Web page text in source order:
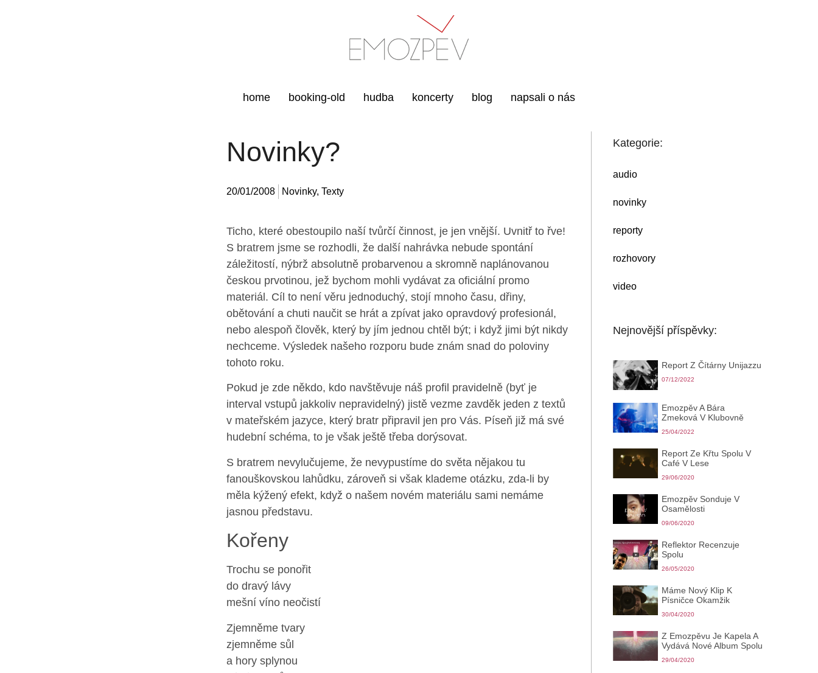
home booking-old hudba koncerty blog napsali o nás
Novinky?
20/01/2008 Novinky, Texty
Ticho, které obestoupilo naší tvůrčí činnost, je jen vnější. Uvnitř to řve!
S bratrem jsme se rozhodli, že další nahrávka nebude spontání
záležitostí, nýbrž absolutně probarvenou a skromně naplánovanou
českou prvotinou, jež bychom mohli vydávat za oficiální promo
materiál. Cíl to není věru jednoduchý, stojí mnoho času, dřiny,
obětování a chuti naučit se hrát a zpívat jako opravdový profesionál,
nebo alespoň člověk, který by jím jednou chtěl být; i když jimi být nikdy
nechceme. Výsledek našeho rozporu bude znám snad do poloviny
tohoto roku.
Pokud je zde někdo, kdo navštěvuje náš profil pravidelně (byť je
interval vstupů jakkoliv nepravidelný) jistě vezme zavděk jeden z textů
v mateřském jazyce, který bratr připravil jen pro Vás. Píseň již má své
hudební schéma, to je však ještě třeba dorýsovat.
S bratrem nevylučujeme, že nevypustíme do světa nějakou tu
fanouškovskou lahůdku, zároveň si však klademe otázku, zda-li by
měla kýžený efekt, když o našem novém materiálu sami nemáme
jasnou představu.
Kořeny
Trochu se ponořit
do dravý lávy
mešní víno neočistí
Zjemněme tvary
zjemněme sůl
a hory splynou
Kategorie:
audio
novinky
reporty
rozhovory
video
Nejnovější příspěvky:
Report Z Čítárny Unijazzu
07/12/2022
Emozpěv A Bára
Zmeková V Klubovně
25/04/2022
Report Ze Křtu Spolu V
Café V Lese
29/06/2020
Emozpěv Sonduje V
Osamělosti
09/06/2020
Reflektor Recenzuje
Spolu
26/05/2020
Máme Nový Klip K
Písničce Okamžik
30/04/2020
Z Emozpěvu Je Kapela A
Vydává Nové Album Spolu
29/04/2020